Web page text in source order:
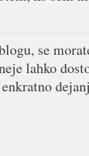
se
lahko